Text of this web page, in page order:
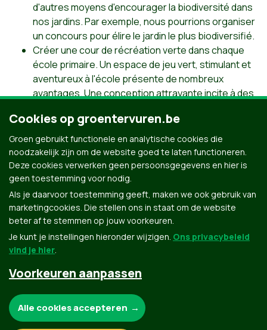
d'autres moyens d'encourager la biodiversité dans
nos jardins. Par exemple, nous pourrions organiser
un concours pour élire le jardin le plus biodiversifié.
Créer une cour de récréation verte dans chaque
école primaire. Un espace de jeu vert, stimulant et
aventureux à l'école présente de nombreux
avantages. Une conception attrayante incite à des
intimes invitent aux jeux de rôle et à l'imagination.
Les enfants peuvent également y trouver un
endroit pour se reposer.
Revenir à la table des matières
Groen.be
Contact Privacybeleid
Cookies op groentervuren.be
Groen gebruikt functionele en analytische cookies die
noodzakelijk zijn om de website goed te laten functioneren.
Deze cookies verwerken geen persoonsgegevens en hier is
geen toestemming voor nodig.
Als je daarvoor toestemming geeft, maken we ook gebruik van
marketingcookies. Die stellen ons in staat om de website
beter af te stemmen op jouw voorkeuren.
Je kunt je instellingen hieronder wijzigen. Ons privacybeleid
vind je hier.
Voorkeuren aanpassen
Alle cookies accepteren